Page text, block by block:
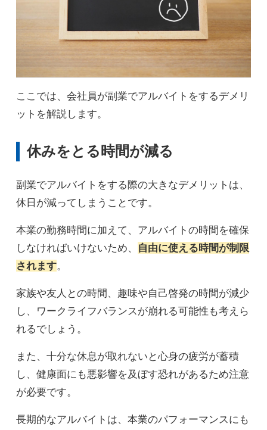
ここでは、会社員が副業でアルバイトをするデメリ
ットを解説します。
休みをとる時間が減る
副業でアルバイトをする際の大きなデメリットは、
休日が減ってしまうことです。
本業の勤務時間に加えて、アルバイトの時間を確保
しなければいけないため、
自由に使える時間が制限
されます。
家族や友人との時間、趣味や自己啓発の時間が減少
し、ワークライフバランスが崩れる可能性も考えら
れるでしょう。
また、十分な休息が取れないと心身の疲労が蓄積
し、健康面にも悪影響を及ぼす恐れがあるため注意
が必要です。
長期的なアルバイトは、本業のパフォーマンスにも